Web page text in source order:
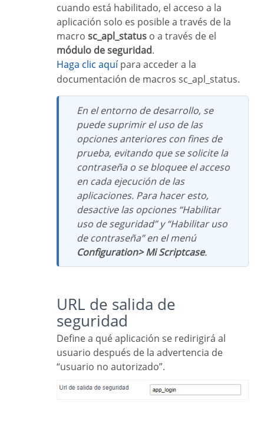
cuando está habilitado, el acceso a la
aplicación solo es posible a través de la
macro sc_apl_status o a través de el
módulo de seguridad.
Haga clic aquípara acceder a la
documentación de macros sc_apl_status.
En el entorno de desarrollo, se
puede suprimir el uso de las
opciones anteriores con fines de
prueba, evitando que se solicite la
contraseña o se bloquee el acceso
en cada ejecución de las
aplicaciones. Para hacer esto,
desactive las opciones “Habilitar
uso de seguridad” y “Habilitar uso
de contraseña” en el menú
Configuration> Mi Scriptcase.
URL de salida de
seguridad
Define a qué aplicación se redirigirá al
usuario después de la advertencia de
“usuario no autorizado”.